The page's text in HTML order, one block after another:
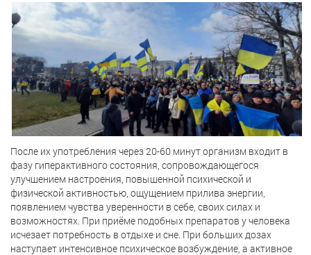
После их употребления через 20-60 минут организм входит в
фазу гиперактивного состояния, сопровождающегося
улучшением настроения, повышенной психической и
физической активностью, ощущением прилива энергии,
появлением чувства уверенности в себе, своих силах и
возможностях. При приёме подобных препаратов у человека
исчезает потребность в отдыхе и сне. При больших дозах
наступает интенсивное психическое возбуждение, а активное